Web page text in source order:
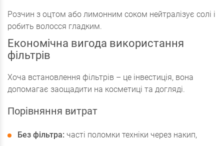
Розчин з оцтом або лимонним соком нейтралізує солі і
робить волосся гладким.
Економічна вигода використання
фільтрів
Хоча встановлення фільтрів – це інвестиція, вона
допомагає заощадити на косметиці та догляді.
Порівняння витрат
Без фільтра: часті поломки техніки через накип,